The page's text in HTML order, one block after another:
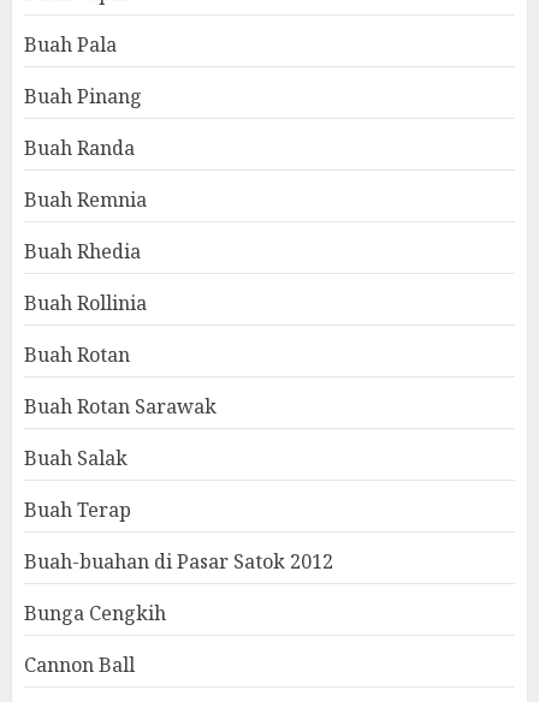
Buah Pala
Buah Pinang
Buah Randa
Buah Remnia
Buah Rhedia
Buah Rollinia
Buah Rotan
Buah Rotan Sarawak
Buah Salak
Buah Terap
Buah-buahan di Pasar Satok 2012
Bunga Cengkih
Cannon Ball